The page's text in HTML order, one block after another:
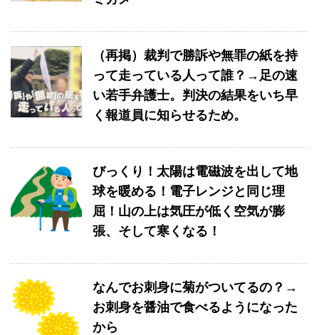
（再掲）裁判で勝訴や無罪の紙を持
って走っている人って誰？→足の速
い若手弁護士。判決の結果をいち早
く報道員に知らせるため。
びっくり！太陽は電磁波を出して地
球を暖める！電子レンジと同じ理
屈！山の上は気圧が低く空気が膨
張、そして寒くなる！
なんでお刺身に菊がついてるの？→
お刺身を醤油で食べるようになった
から